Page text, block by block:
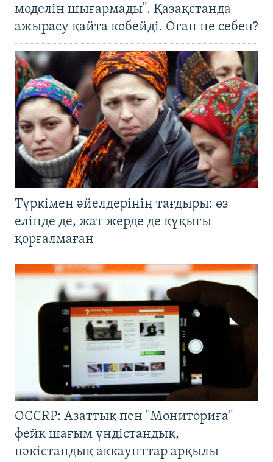
моделін шығармады". Қазақстанда
ажырасу қайта көбейді. Оған не себеп?
Түркімен әйелдерінің тағдыры: өз
елінде де, жат жерде де құқығы
қорғалмаған
OCCRP: Азаттық пен "Мониториға"
фейк шағым үндістандық,
пәкістандық аккаунттар арқылы